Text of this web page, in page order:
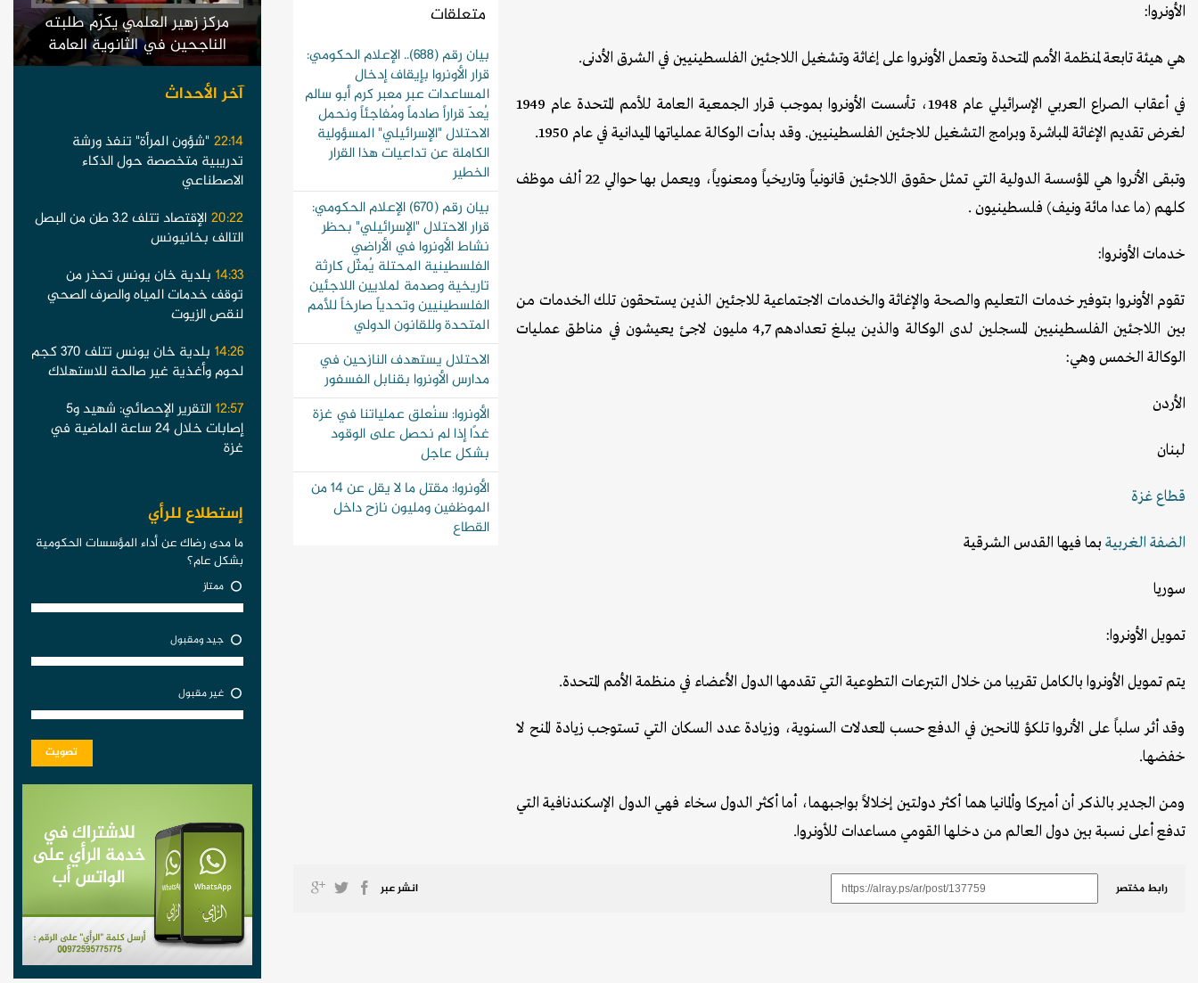
الأونروا:
هي هيئة تابعة لمنظمة الأمم المتحدة وتعمل الأونروا على إغاثة وتشغيل اللاجئين الفلسطينيين في الشرق الأدنى.
في أعقاب الصراع العربي الإسرائيلي عام 1948، تأسست الأونروا بموجب قرار الجمعية العامة للأمم المتحدة عام 1949
لغرض تقديم الإغاثة المباشرة وبرامج التشغيل للاجئين الفلسطينيين. وقد بدأت الوكالة عملياتها الميدانية في عام 1950.
وتبقى الأنروا هي المؤسسة الدولية التي تمثل حقوق اللاجئين قانونياً وتاريخياً ومعنوياً، ويعمل بها حوالي 22 ألف موظف
كلهم (ما عدا مائة ونيف) فلسطينيون .
خدمات الأونروا:
تقوم الأونروا بتوفير خدمات التعليم والصحة والإغاثة والخدمات الاجتماعية للاجئين الذين يستحقون تلك الخدمات من
بين اللاجئين الفلسطينيين المسجلين لدى الوكالة والذين يبلغ تعدادهم 4,7 مليون لاجئ يعيشون في مناطق عمليات
الوكالة الخمس وهي:
الأردن
لبنان
قطاعغزة
الضفة الغربية بما فيها القدس الشرقية
سوريا
تمويل الأونروا:
يتم تمويل الأونروا بالكامل تقريبا من خلال التبرعات التطوعية التي تقدمها الدول الأعضاء في منظمة الأمم المتحدة.
وقد أثر سلباً على الأنروا تلكؤ المانحين في الدفع حسب المعدلات السنوية، وزيادة عدد السكان التي تستوجب زيادة المنح لا
خفضها.
ومن الجدير بالذكر أن أميركا وألمانيا هما أكثر دولتين إخلالاً بواجبهما، أما أكثر الدول سخاء فهي الدول الإسكندنافية التي
تدفع أعلى نسبة بين دول العالم من دخلها القومي مساعدات للأونروا.
متعلقات
بيان رقم (688).. الإعلام الحكومي:
قرار الأونروا بإيقاف إدخال
المساعدات عبر معبر كرم أبو سالم
يُعدّ قراراً صادماً ومُفاجئاً ونحمل
الاحتلال "الإسرائيلي" المسؤولية
الكاملة عن تداعيات هذا القرار
الخطير
بيان رقم (670) الإعلام الحكومي:
قرار الاحتلال "الإسرائيلي" بحظر
نشاط الأونروا في الأراضي
الفلسطينية المحتلة يُمثّل كارثة
تاريخية وصدمة لملايين اللاجئين
الفلسطينيين وتحدياً صارخاً للأمم
المتحدة وللقانون الدولي
الاحتلال يستهدف النازحين في
مدارس الأونروا بقنابل الفسفور
الأونروا: سنُعلق عملياتنا في غزة
غدًا إذا لم نحصل على الوقود
بشكل عاجل
الأونروا: مقتل ما لا يقل عن 14 من
الموظفين ومليون نازح داخل
القطاع
رابط مختصر انشر عبر
مركز زهير العلمي يكرّم طلبته
الناجحين في الثانوية العامة
آخر الأحداث
22:14 "شؤون المرأة" تنفذ ورشة
تدريبية متخصصة حول الذكاء
الاصطناعي
20:22
الإقتصاد تتلف 3.2 طن من البصل
التالف بخانيونس
14:33 بلدية خان يونس تحذر من
توقف خدمات المياه والصرف الصحي
لنقص الزيوت
14:26
بلدية خان يونس تتلف 370 كجم
لحوم وأغذية غير صالحة للاستهلاك
12:57
التقرير الإحصائي: شهيد و5
إصابات خلال 24 ساعة الماضية في
غزة
إستطلاع للرأي
ما مدى رضاك عن أداء المؤسسات الحكومية
بشكل عام؟
ممتاز
جيد ومقبول
غير مقبول
تصويت